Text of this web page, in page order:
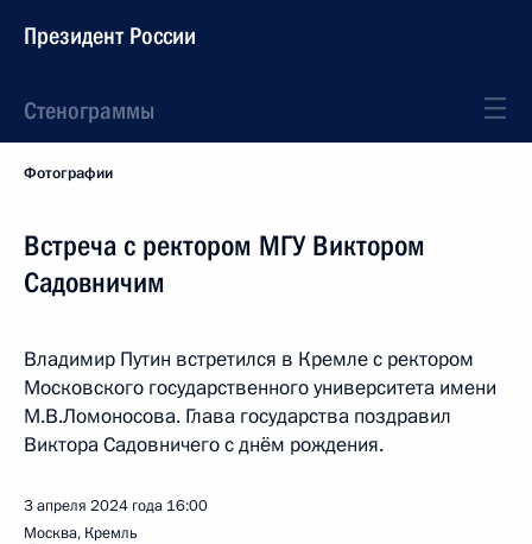
Президент России
Стенограммы
Фотографии
Встреча с ректором МГУ Виктором
Садовничим
Владимир Путин встретился в Кремле с ректором
Московского государственного университета имени
М.В.Ломоносова. Глава государства поздравил
Виктора Садовничего с днём рождения.
3 апреля 2024 года 16:00
Москва, Кремль